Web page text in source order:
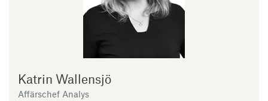
Katrin Wallensjö
Affärschef Analys